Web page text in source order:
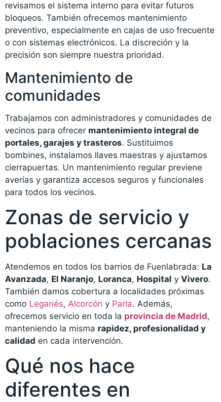
revisamos el sistema interno para evitar futuros
bloqueos. También ofrecemos mantenimiento
preventivo, especialmente en cajas de uso frecuente
o con sistemas electrónicos. La discreción y la
precisión son siempre nuestra prioridad.
Mantenimiento de
comunidades
Trabajamos con administradores y comunidades de
vecinos para ofrecer mantenimiento integral de
portales, garajes y trasteros. Sustituimos
bombines, instalamos llaves maestras y ajustamos
cierrapuertas. Un mantenimiento regular previene
averías y garantiza accesos seguros y funcionales
para todos los vecinos.
Zonas de servicio y
poblaciones cercanas
Atendemos en todos los barrios de Fuenlabrada: La
Avanzada, El Naranjo, Loranca, Hospital y Vivero.
También damos cobertura a localidades próximas
como Leganés, Alcorcón y Parla. Además,
ofrecemos servicio en toda la provincia de Madrid,
manteniendo la misma rapidez, profesionalidad y
calidad en cada intervención.
Qué nos hace
diferentes en